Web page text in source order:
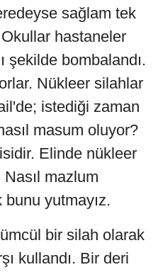
sağlam tek
hastaneler
şekilde bombalandı.
Nükleer silahlar
istediği zaman
masum oluyor?
Elinde nükleer
mazlum
yutmayız.
bir silah olarak
kullandı. Bir deri